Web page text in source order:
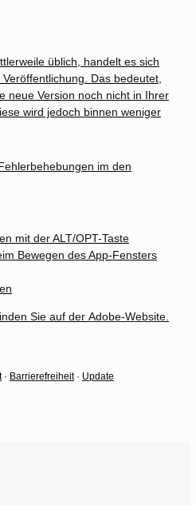
üblich, handelt es sich
Das bedeutet,
neue Version noch nicht in Ihrer
wird jedoch binnen weniger
im den
mit der ALT/OPT-Taste
Bewegen des App-Fensters
Sie auf der Adobe-Website
· Barrierefreiheit· Update